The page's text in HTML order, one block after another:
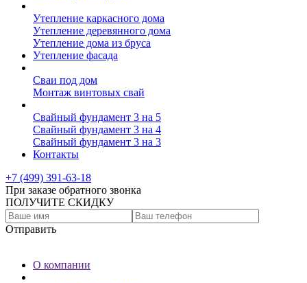
Утепление каркасного дома
Утепление деревянного дома
Утепление дома из бруса
Утепление фасада
Сваи под дом
Монтаж винтовых свай
Свайный фундамент 3 на 5
Свайный фундамент 3 на 4
Свайный фундамент 3 на 3
Контакты
+7 (499) 391-63-18
При заказе обратного звонка
ПОЛУЧИТЕ СКИДКУ
Отправить
О компании